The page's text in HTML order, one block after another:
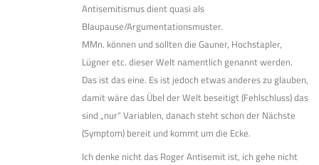
Antisemitismus dient quasi als
Blaupause/Argumentationsmuster.
MMn. können und sollten die Gauner, Hochstapler,
Lügner etc. dieser Welt namentlich genannt werden.
Das ist das eine. Es ist jedoch etwas anderes zu glauben,
damit wäre das Übel der Welt beseitigt (Fehlschluss) das
sind „nur“ Variablen, danach steht schon der Nächste
(Symptom) bereit und kommt um die Ecke.
Ich denke nicht das Roger Antisemit ist, ich gehe nicht